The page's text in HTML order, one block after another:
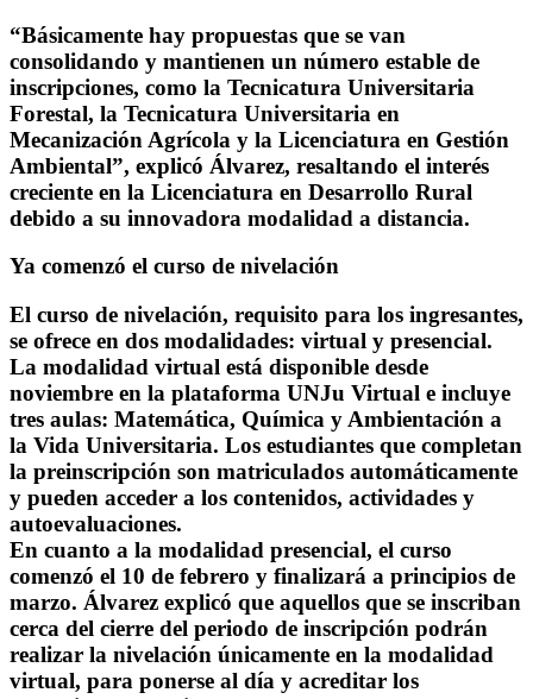
“Básicamente hay propuestas que se van
consolidando y mantienen un número estable de
inscripciones, como la Tecnicatura Universitaria
Forestal, la Tecnicatura Universitaria en
Mecanización Agrícola y la Licenciatura en Gestión
Ambiental”, explicó Álvarez, resaltando el interés
creciente en la Licenciatura en Desarrollo Rural
debido a su innovadora modalidad a distancia.
Ya comenzó el curso de nivelación
El curso de nivelación, requisito para los ingresantes,
se ofrece en dos modalidades: virtual y presencial.
La modalidad virtual está disponible desde
noviembre en la plataforma UNJu Virtual e incluye
tres aulas: Matemática, Química y Ambientación a
la Vida Universitaria. Los estudiantes que completan
la preinscripción son matriculados automáticamente
y pueden acceder a los contenidos, actividades y
autoevaluaciones.
En cuanto a la modalidad presencial, el curso
comenzó el 10 de febrero y finalizará a principios de
marzo. Álvarez explicó que aquellos que se inscriban
cerca del cierre del periodo de inscripción podrán
realizar la nivelación únicamente en la modalidad
virtual, para ponerse al día y acreditar los